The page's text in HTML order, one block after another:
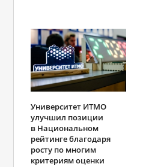
Университет ИТМО
улучшил позиции
в Национальном
рейтинге благодаря
росту по многим
критериям оценки